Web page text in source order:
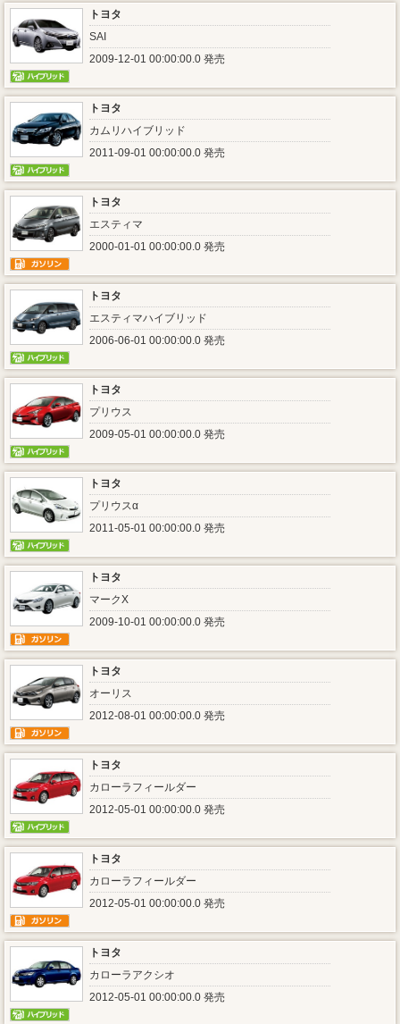
トヨタ
SAI
2009-12-01 00:00:00.0 発売
トヨタ
カムリハイブリッド
2011-09-01 00:00:00.0 発売
トヨタ
エスティマ
2000-01-01 00:00:00.0 発売
トヨタ
エスティマハイブリッド
2006-06-01 00:00:00.0 発売
トヨタ
プリウス
2009-05-01 00:00:00.0 発売
トヨタ
プリウスα
2011-05-01 00:00:00.0 発売
トヨタ
マークX
2009-10-01 00:00:00.0 発売
トヨタ
オーリス
2012-08-01 00:00:00.0 発売
トヨタ
カローラフィールダー
2012-05-01 00:00:00.0 発売
トヨタ
カローラフィールダー
2012-05-01 00:00:00.0 発売
トヨタ
カローラアクシオ
2012-05-01 00:00:00.0 発売